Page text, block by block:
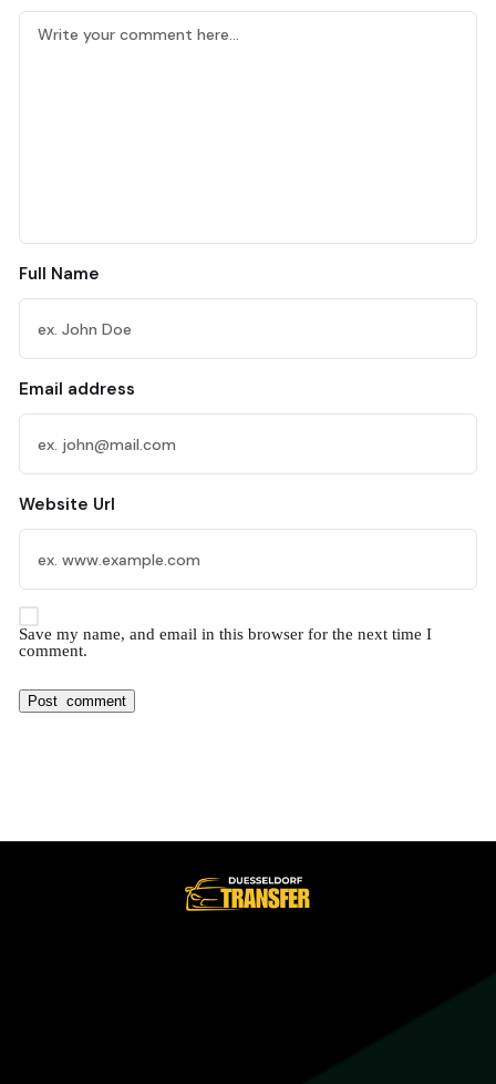
Full Name
Email address
Website Url
Save my name, and email in this browser for the next time I
comment.